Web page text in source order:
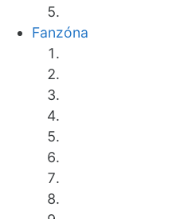
Fanzóna